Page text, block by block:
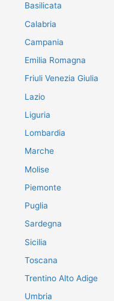
Basilicata
Calabria
Campania
Emilia Romagna
Friuli Venezia Giulia
Lazio
Liguria
Lombardia
Marche
Molise
Piemonte
Puglia
Sardegna
Sicilia
Toscana
Trentino Alto Adige
Umbria